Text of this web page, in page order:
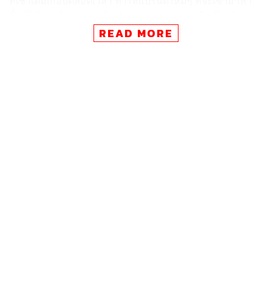
ศูนย์การค้าขนาดใหญ่เลย” ชนวัฒน์ เอื้อวัฒนะสกุล
กรรมการผู้จัดการใหญ่ กลุ่มธุรกิจศูนย์การค้าและกลุ่มงาน
READ MORE